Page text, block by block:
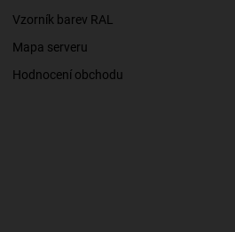
Vzorník barev RAL
Mapa serveru
Hodnocení obchodu